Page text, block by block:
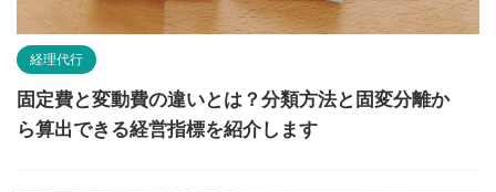
経理代行
固定費と変動費の違いとは？分類方法と固変分離か
ら算出できる経営指標を紹介します